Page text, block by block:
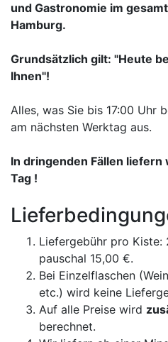
und Gastronomie im
Hamburg.
Grundsätzlich gilt: "Heute
Ihnen"!
Alles, was Sie bis 17:00 Uhr
am nächsten Werktag aus.
In dringenden Fällen liefern
Tag !
Liefergebühr pro
pauschal 15,00 €.
Bei Einzelflaschen
etc.) wird keine
Auf alle Preise wird
berechnet.